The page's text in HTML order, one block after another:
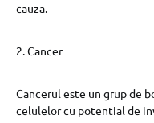
cauza.
2. Cancer
Cancerul este un grup de
celulelor cu potential de